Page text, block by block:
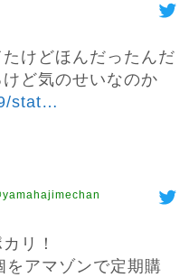
けどほんだったんだ
ど気のせいなのか
stat…
リ！
アマゾンで定期購